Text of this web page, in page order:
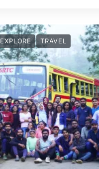
EXPLORE TRAVEL